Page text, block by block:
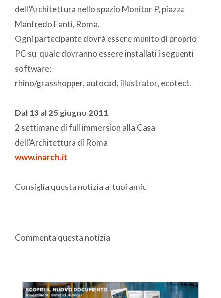
dell’Architettura nello spazio Monitor P, piazza
Manfredo Fanti, Roma.
Ogni partecipante dovrà essere munito di proprio
PC sul quale dovranno essere installati i seguenti
software:
rhino/grasshopper, autocad, illustrator, ecotect.
Dal 13 al 25 giugno 2011
2 settimane di full immersion alla Casa
dell’Architettura di Roma
www.inarch.it
Consiglia questa notizia ai tuoi amici
Commenta questa notizia